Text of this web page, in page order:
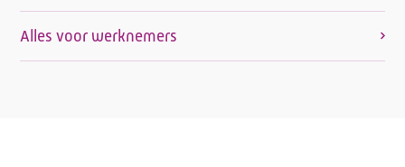
Alles voor werknemers